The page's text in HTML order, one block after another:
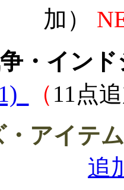
加）
・イン
（ 11点
アイテ
追